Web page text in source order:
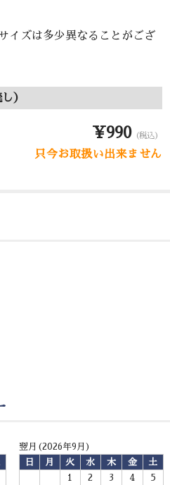
イズは多少異なることがござ
）
¥990（税込）
只今お取扱い出来ません
翌月(2026年9月)
日
月 火 水 木 金
土
1
2 3 4 5